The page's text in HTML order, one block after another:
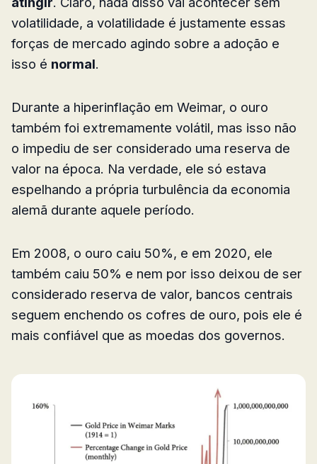
volatilidade, a volatilidade é justamente essas
forças de mercado agindo sobre a adoção e
isso é normal.
Durante a hiperinflação em Weimar, o ouro
também foi extremamente volátil, mas isso não
o impediu de ser considerado uma reserva de
valor na época. Na verdade, ele só estava
espelhando a própria turbulência da economia
alemã durante aquele período.
Em 2008, o ouro caiu 50%, e em 2020, ele
também caiu 50% e nem por isso deixou de ser
considerado reserva de valor, bancos centrais
seguem enchendo os cofres de ouro, pois ele é
mais confiável que as moedas dos governos.